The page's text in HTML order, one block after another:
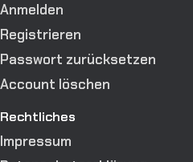
Anmelden
Registrieren
Passwort zurücksetzen
Account löschen
Rechtliches
Impressum